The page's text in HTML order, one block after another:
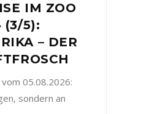
IM ZOO
(3/5):
– DER
05.08.2026:
sondern an